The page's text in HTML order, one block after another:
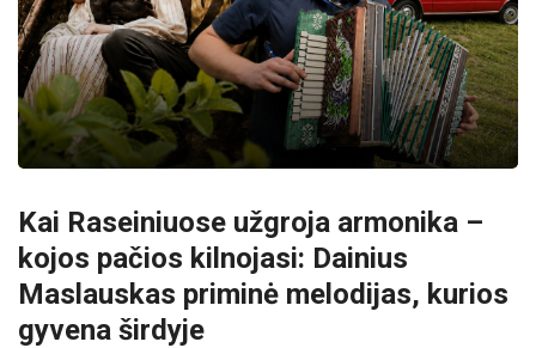
Kai Raseiniuose užgroja armonika –
kojos pačios kilnojasi: Dainius
Maslauskas priminė melodijas, kurios
gyvena širdyje